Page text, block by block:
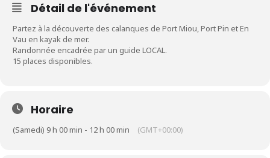
Détail de l'événement
Partez à la découverte des calanques de Port Miou, Port Pin et En
Vau en kayak de mer.
Randonnée encadrée par un guide LOCAL.
15 places disponibles.
Horaire
(Samedi) 9 h 00 min - 12 h 00 min (GMT+00:00)